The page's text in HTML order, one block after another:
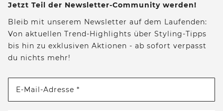
Jetzt Teil der Newsletter-Community werden!
Bleib mit unserem Newsletter auf dem Laufenden:
Von aktuellen Trend-Highlights über Styling-Tipps
bis hin zu exklusiven Aktionen - ab sofort verpasst
du nichts mehr!
E-Mail-Adresse *